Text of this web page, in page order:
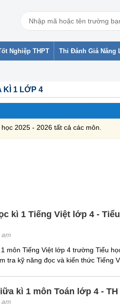
Nghiệp THPT Thi Đánh Giá Năng
KÌ 1 LỚP 4
2025 - 2026 tất cả các môn.
kì 1 Tiếng Việt lớp 4 -
môn Tiếng Việt lớp 4 trường Tiểu
tra kỹ năng đọc và kiến thức Tiếng
kì 1 môn Toán lớp 4 - TH